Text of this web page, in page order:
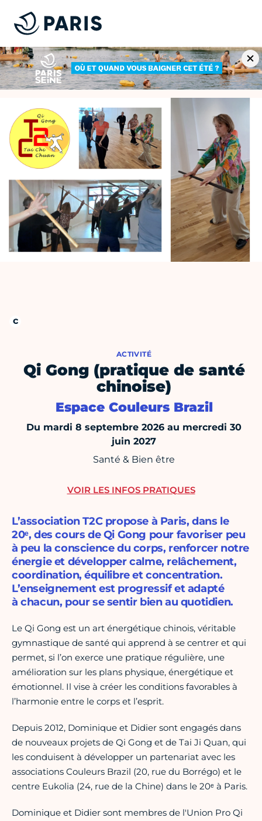
ACTIVITÉ
Qi Gong (pratique de santé
chinoise)
Espace Couleurs Brazil
Du mardi 8 septembre 2026 au mercredi 30
juin 2027
Santé & Bien être
L’association T2C propose à Paris, dans le
20ᵉ, des cours de Qi Gong pour favoriser peu
à peu la conscience du corps, renforcer notre
énergie et développer calme, relâchement,
coordination, équilibre et concentration.
L’enseignement est progressif et adapté
à chacun, pour se sentir bien au quotidien.
Le Qi Gong est un art énergétique chinois, véritable
gymnastique de santé qui apprend à se centrer et qui
permet, si l’on exerce une pratique régulière, une
amélioration sur les plans physique, énergétique et
émotionnel. Il vise à créer les conditions favorables à
l’harmonie entre le corps et l’esprit.
Depuis 2012, Dominique et Didier sont engagés dans
de nouveaux projets de Qi Gong et de Tai Ji Quan, qui
les conduisent à développer un partenariat avec les
associations Couleurs Brazil (20, rue du Borrégo) et le
centre Eukolia (24, rue de la Chine) dans le 20ᵉ à Paris.
Dominique et Didier sont membres de l'Union Pro Qi
VOIR LES INFOS PRATIQUES